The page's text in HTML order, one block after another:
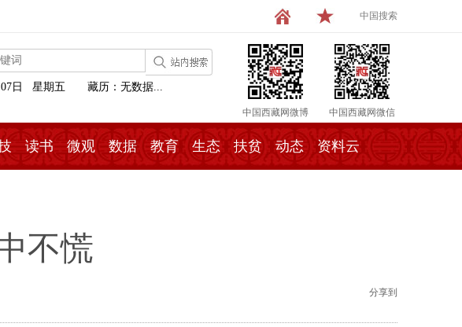
中国搜索
中国西藏网微博 中国西藏网微信
07日 星期五 藏历：无数据...
读书 微观 数据 教育 生态 扶贫 动态 资料云
不慌
分享到